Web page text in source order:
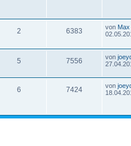
2 6383 von
5 7556 von
6 7424 von